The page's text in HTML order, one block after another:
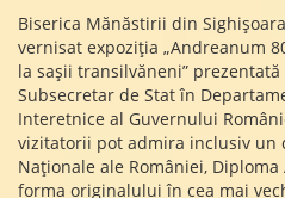
Biserica Mănăstirii din
vernisat expoziția „Andreanum
la sașii transilvăneni”
Subsecretar de Stat în
Interetnice al Guvernului
vizitatorii pot admira inclusiv un
Naționale ale României,
forma originalului în cea mai